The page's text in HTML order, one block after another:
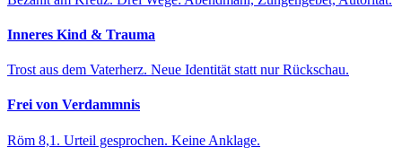
Inneres Kind & Trauma
Trost aus dem Vaterherz. Neue Identität statt nur Rückschau.
Frei von Verdammnis
Röm 8,1. Urteil gesprochen. Keine Anklage.